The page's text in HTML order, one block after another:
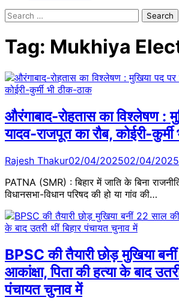
Search
Tag: Mukhiya
औरंगाबाद-रोहतास का विश्‍लेषण :
यादव-राजपूत का रौब, कोईरी-
Rajesh Thakur02/04/202502/04/2025
PATNA (SMR) : बिहार में जाति के बिना
विधानसभा-विधान परिषद की हो या गांव की…
BPSC की तैयारी छोड़ मुखिया
आकांक्षा, पिता की हत्या के बाद
पंचायत चुनाव में